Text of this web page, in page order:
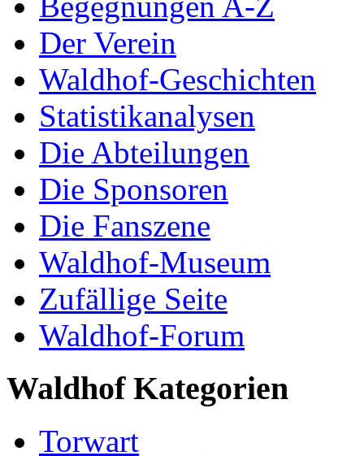
Der Verein
Waldhof-Geschichten
Statistikanalysen
Die Abteilungen
Die Sponsoren
Die Fanszene
Waldhof-Museum
Zufällige Seite
Waldhof-Forum
Waldhof Kategorien
Torwart